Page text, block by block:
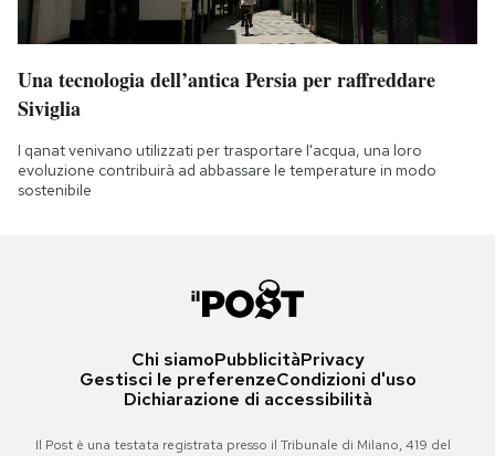
Una tecnologia dell’antica Persia per raffreddare
Siviglia
I qanat venivano utilizzati per trasportare l'acqua, una loro
evoluzione contribuirà ad abbassare le temperature in modo
sostenibile
Chi siamoPubblicitàPrivacy
Gestisci le preferenzeCondizioni d'uso
Dichiarazione di accessibilità
Il Post è una testata registrata presso il Tribunale di Milano, 419 del